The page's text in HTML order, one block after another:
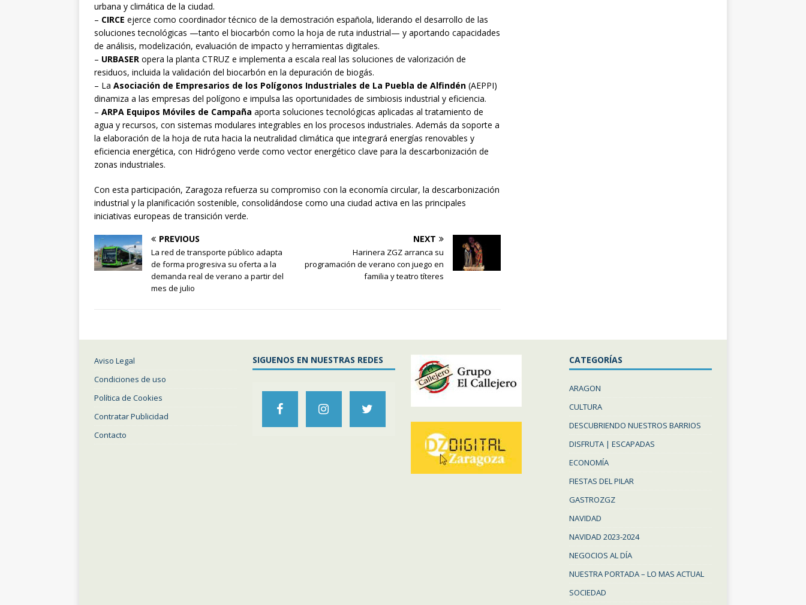
urbana y climática de la ciudad.
– CIRCE ejerce como coordinador técnico de la demostración española, liderando el desarrollo de las
soluciones tecnológicas —tanto el biocarbón como la hoja de ruta industrial— y aportando capacidades
de análisis, modelización, evaluación de impacto y herramientas digitales.
– URBASER opera la planta CTRUZ e implementa a escala real las soluciones de valorización de
residuos, incluida la validación del biocarbón en la depuración de biogás.
– La Asociación de Empresarios de los Polígonos Industriales de La Puebla de Alfindén (AEPPI)
dinamiza a las empresas del polígono e impulsa las oportunidades de simbiosis industrial y eficiencia.
– ARPA Equipos Móviles de Campaña aporta soluciones tecnológicas aplicadas al tratamiento de
agua y recursos, con sistemas modulares integrables en los procesos industriales. Además da soporte a
la elaboración de la hoja de ruta hacia la neutralidad climática que integrará energías renovables y
eficiencia energética, con Hidrógeno verde como vector energético clave para la descarbonización de
zonas industriales.
Con esta participación, Zaragoza refuerza su compromiso con la economía circular, la descarbonización
industrial y la planificación sostenible, consolidándose como una ciudad activa en las principales
iniciativas europeas de transición verde.
PREVIOUS
La red de transporte público adapta
de forma progresiva su oferta a la
demanda real de verano a partir del
mes de julio
NEXT
Harinera ZGZ arranca su
programación de verano con juego en
familia y teatro títeres
Aviso Legal
Condiciones de uso
Política de Cookies
Contratar Publicidad
Contacto
SIGUENOS EN NUESTRAS REDES CATEGORÍAS
ARAGON
CULTURA
DESCUBRIENDO NUESTROS BARRIOS
DISFRUTA | ESCAPADAS
ECONOMÍA
FIESTAS DEL PILAR
GASTROZGZ
NAVIDAD
NAVIDAD 2023-2024
NEGOCIOS AL DÍA
NUESTRA PORTADA – LO MAS ACTUAL
SOCIEDAD